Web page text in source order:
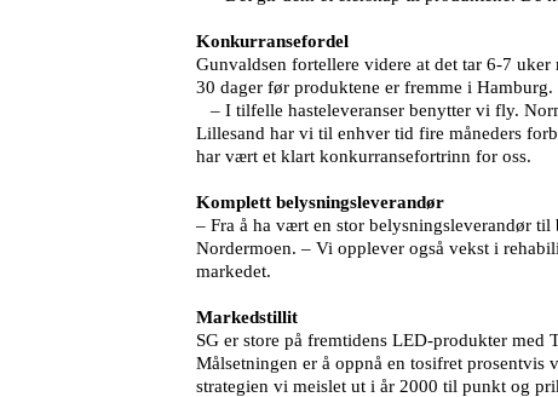
Konkurransefordel
Gunvaldsen fortellere videre at det tar 6-7
30 dager før produktene er fremme i Hamburg.
– I tilfelle hasteleveranser benytter vi fly.
Lillesand har vi til enhver tid fire måneders
har vært et klart konkurransefortrinn for oss.
Komplett belysningsleverandør
– Fra å ha vært en stor belysningsleverandør
Nordermoen. – Vi opplever også vekst i
markedet.
Markedstillit
SG er store på fremtidens LED-produkter
Målsetningen er å oppnå en tosifret
strategien vi meislet ut i år 2000 til punkt og